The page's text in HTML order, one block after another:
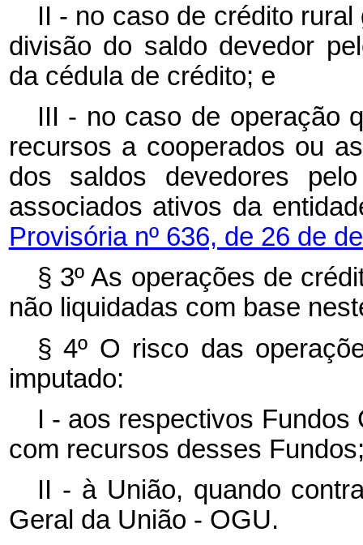
II - no caso de crédito
divisão do saldo devedor
da cédula de crédito; e
III - no caso de operação
recursos a cooperados ou
dos saldos devedores
associados ativos da
Provisória nº 636, de 26 de
§ 3º As operações de
não liquidadas com base
§ 4º O risco das
imputado:
I - aos respectivos Fundos
com recursos desses
II - à União, quando
Geral da União - OGU.